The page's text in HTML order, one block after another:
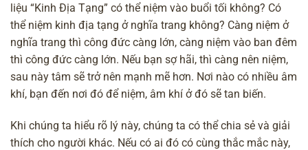
liệu “Kinh Địa Tạng” có thể niệm vào buổi tối không? Có
thể niệm kinh địa tạng ở nghĩa trang không? Càng niệm ở
nghĩa trang thì công đức càng lớn, càng niệm vào ban đêm
thì công đức càng lớn. Nếu bạn sợ hãi, thì càng nên niệm,
sau này tâm sẽ trở nên mạnh mẽ hơn. Nơi nào có nhiều âm
khí, bạn đến nơi đó để niệm, âm khí ở đó sẽ tan biến.
Khi chúng ta hiểu rõ lý này, chúng ta có thể chia sẻ và giải
thích cho người khác. Nếu có ai đó có cùng thắc mắc này,